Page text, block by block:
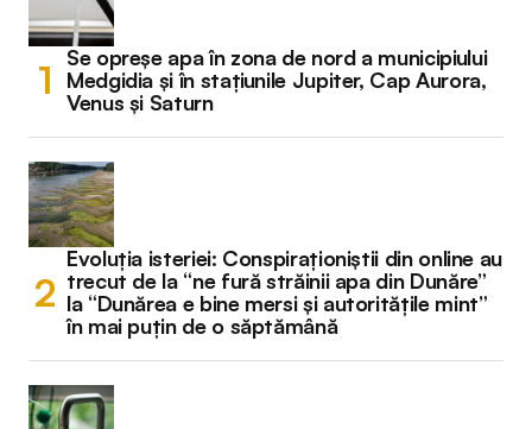
Se opreșe apa în zona de nord a municipiului
Medgidia și în stațiunile Jupiter, Cap Aurora,
Venus și Saturn
Evoluția isteriei: Conspiraționiștii din online au
trecut de la “ne fură străinii apa din Dunăre”
la “Dunărea e bine mersi și autoritățile mint”
în mai puțin de o săptămână